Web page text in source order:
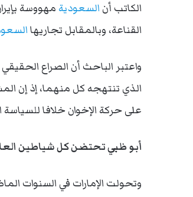
الكاتب أن السعودية مهووسة
القناعة، وبالمقابل تجاريها
واعتبر الباحث أن الصراع
الذي تنتهجه كل منهما، إذ إن
على حركة الإخوان خلافا
أبو ظبي تحتضن كل شياطين
وتحولت الإمارات في السنوات